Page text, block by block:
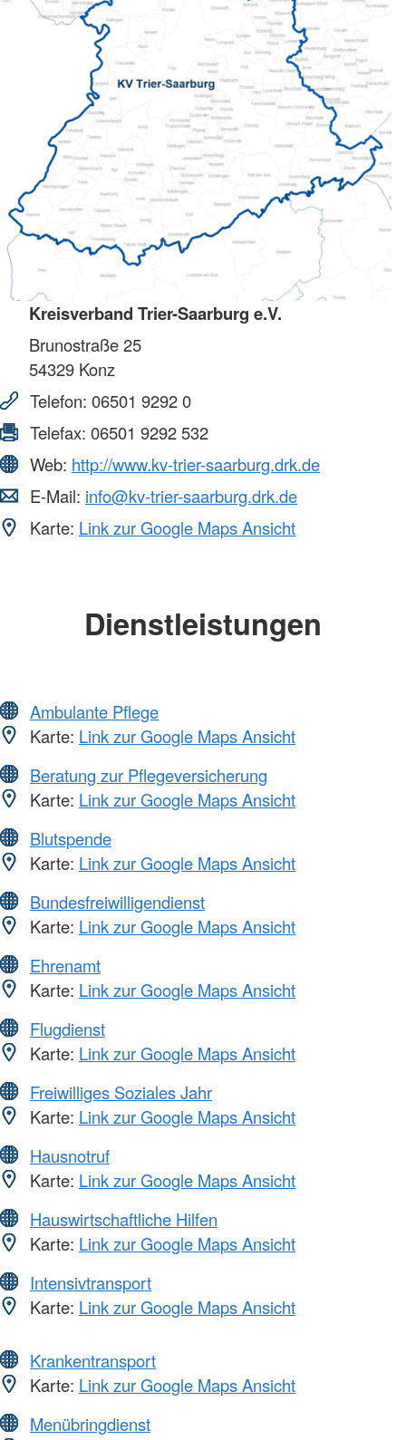
Kreisverband Trier-Saarburg e.V.
Brunostraße 25
54329 Konz
Telefon: 06501 9292 0
Telefax: 06501 9292 532
Web: http://www.kv-trier-saarburg.drk.de
E-Mail: info@kv-trier-saarburg.drk.de
Karte: Link zur Google Maps Ansicht
Dienstleistungen
Ambulante Pflege
Karte: Link zur Google Maps Ansicht
Beratung zur Pflegeversicherung
Karte: Link zur Google Maps Ansicht
Blutspende
Karte: Link zur Google Maps Ansicht
Bundesfreiwilligendienst
Karte: Link zur Google Maps Ansicht
Ehrenamt
Karte: Link zur Google Maps Ansicht
Flugdienst
Karte: Link zur Google Maps Ansicht
Freiwilliges Soziales Jahr
Karte: Link zur Google Maps Ansicht
Hausnotruf
Karte: Link zur Google Maps Ansicht
Hauswirtschaftliche Hilfen
Karte: Link zur Google Maps Ansicht
Intensivtransport
Karte: Link zur Google Maps Ansicht
Krankentransport
Karte: Link zur Google Maps Ansicht
Menübringdienst